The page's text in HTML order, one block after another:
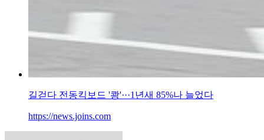
길걷다 전동킥보드 '쾅'···1년새 85%나 늘었다
https://news.joins.com